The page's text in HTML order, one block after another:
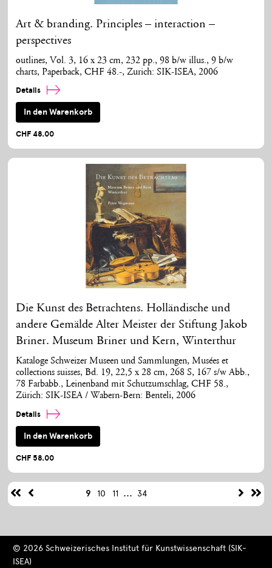
Art & branding. Principles – interaction –
perspectives
outlines, Vol. 3, 16 x 23 cm, 232 pp., 98 b/w illus., 9 b/w
charts, Paperback, CHF 48.-, Zurich: SIK-ISEA, 2006
Details
In den Warenkorb
CHF 48.00
Die Kunst des Betrachtens. Holländische und
andere Gemälde Alter Meister der Stiftung Jakob
Briner. Museum Briner und Kern, Winterthur
Kataloge Schweizer Museen und Sammlungen, Musées et
collections suisses, Bd. 19, 22,5 x 28 cm, 268 S, 167 s/w Abb.,
78 Farbabb., Leinenband mit Schutzumschlag, CHF 58.,
Zürich: SIK-ISEA / Wabern-Bern: Benteli, 2006
Details
In den Warenkorb
CHF 58.00
9 10 11 ... 34
© 2026 Schweizerisches Institut für Kunstwissenschaft (SIK-
ISEA)